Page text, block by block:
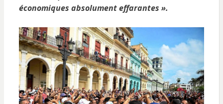
économiques absolument effarantes ».